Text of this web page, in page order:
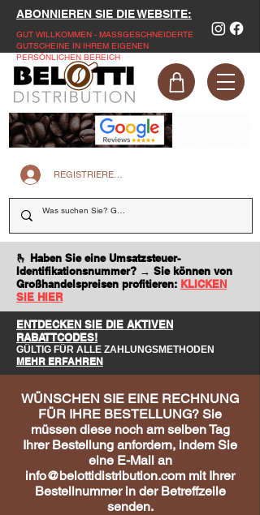
ABONNIEREN SIE DIE WEBSITE:
GUT WILLKOMMEN - MASSGESCHNEIDERTE
GUTSCHEINE IN IHREM EIGENEN
PERSÖNLICHEN BEREICH
REGISTRIEREN SIE SICH AUF DER WEBSITE
🫰 Haben Sie eine Umsatzsteuer-
Identifikationsnummer? → Sie können von
Großhandelspreisen profitieren: KLICKEN
SIE HIER
ENTDECKEN SIE DIE AKTIVEN
RABATTCODES!
GÜLTIG FÜR ALLE ZAHLUNGSMETHODEN
MEHR ERFAHREN
WÜNSCHEN SIE EINE RECHNUNG
FÜR IHRE BESTELLUNG? Sie
müssen diese noch am selben Tag
Ihrer Bestellung anfordern, indem Sie
eine E-Mail an
info@belottidistribution.com mit Ihrer
Bestellnummer in der Betreffzeile
senden.